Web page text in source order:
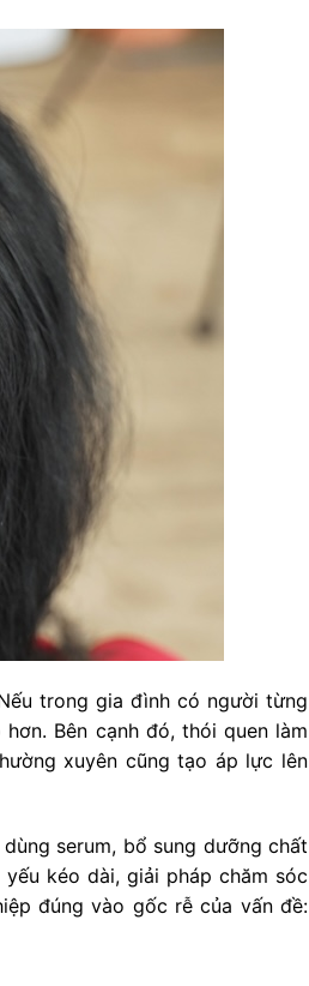
trong gia đình có người từng
Bên cạnh đó, thói quen làm
xuyên cũng tạo áp lực lên
serum, bổ sung dưỡng chất
kéo dài, giải pháp chăm sóc
đúng vào gốc rễ của vấn đề: